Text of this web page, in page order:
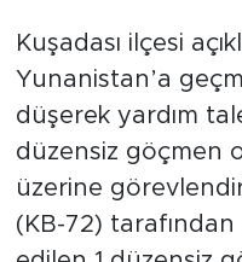
Kuşadası ilçesi
Yunanistan’a
düşerek yardım
düzensiz göçmen
üzerine
(KB-72)